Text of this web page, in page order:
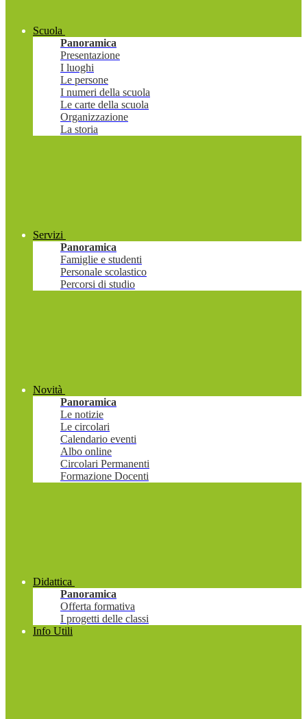
Scuola
Panoramica
Presentazione
I luoghi
Le persone
I numeri della scuola
Le carte della scuola
Organizzazione
La storia
Servizi
Panoramica
Famiglie e studenti
Personale scolastico
Percorsi di studio
Novità
Panoramica
Le notizie
Le circolari
Calendario eventi
Albo online
Circolari Permanenti
Formazione Docenti
Didattica
Panoramica
Offerta formativa
I progetti delle classi
Info Utili